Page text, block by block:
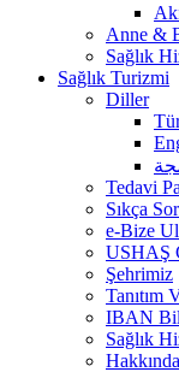
Anne &
Sağlık
Sağlık Turizmi
Diller
Tedavi
Sıkça
e-Bize
USHAŞ
Şehrimiz
Tanıtım
IBAN
Sağlık
Hakkında